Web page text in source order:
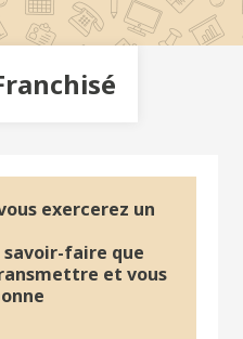
exercerez un
savoir-faire que
et vous